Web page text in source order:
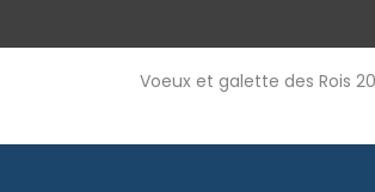
L’école Jacques Fesch
Voeux et galette des Rois